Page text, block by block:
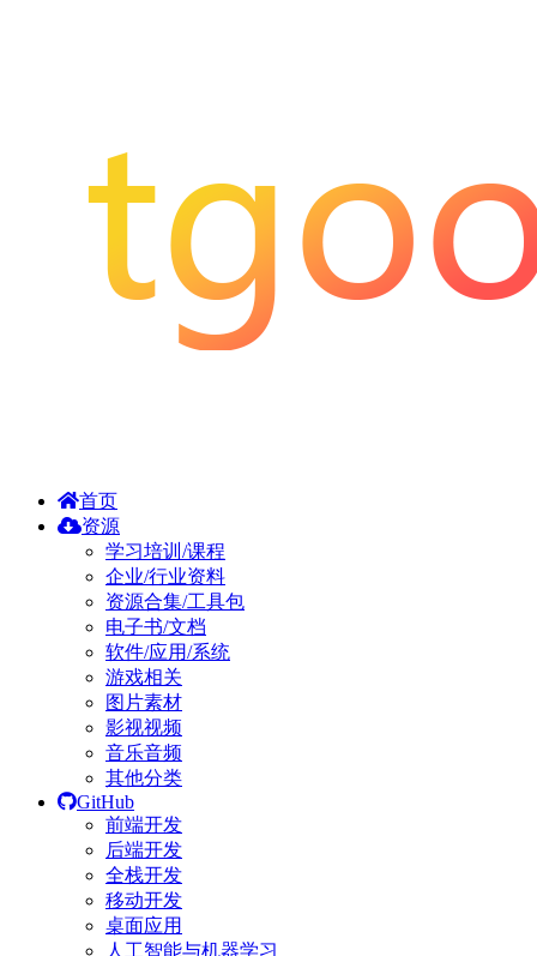
首页
资源
学习培训/课程
企业/行业资料
资源合集/工具包
电子书/文档
软件/应用/系统
游戏相关
图片素材
影视视频
音乐音频
其他分类
GitHub
前端开发
后端开发
全栈开发
移动开发
桌面应用
人工智能与机器学习